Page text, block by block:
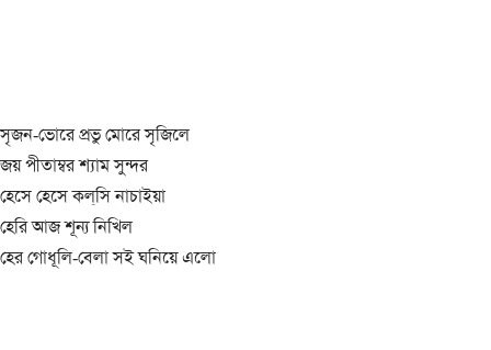
সৃজন-ভোরে প্রভু মোরে সৃজিলে
জয় পীতাম্বর শ্যাম সুন্দর
হেসে হেসে কল্‌সি নাচাইয়া
হেরি আজ শূন্য নিখিল
হের গোধূলি-বেলা সই ঘনিয়ে এলো